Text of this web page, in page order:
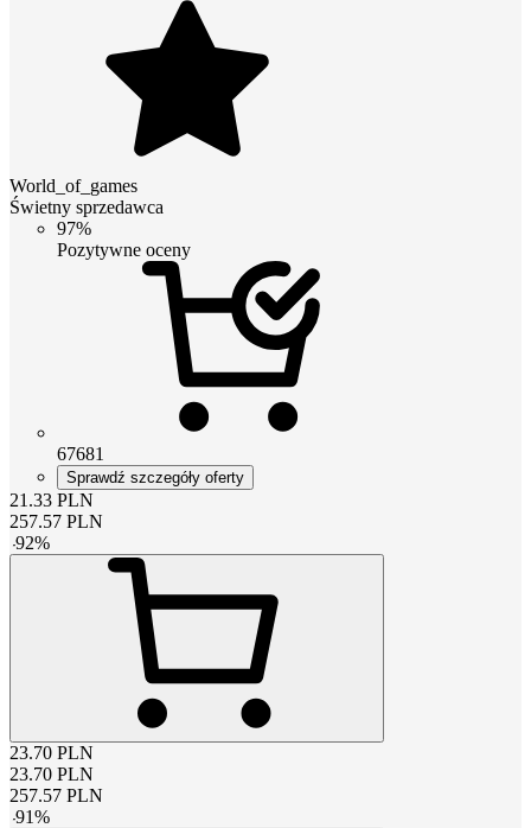
World_of_games
Świetny sprzedawca
97%
Pozytywne oceny
67681
Sprawdź szczegóły oferty
21.33 PLN
257.57 PLN
-92%
23.70 PLN
23.70 PLN
257.57 PLN
-91%